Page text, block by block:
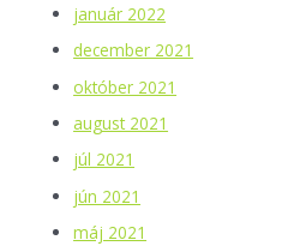
január 2022
december 2021
október 2021
august 2021
júl 2021
jún 2021
máj 2021